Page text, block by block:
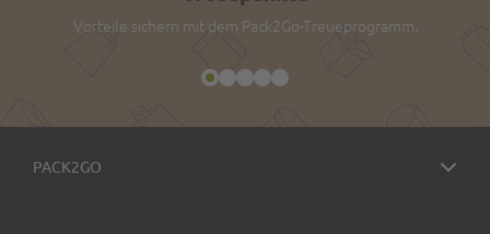
Vorteile sichern mit dem Pack2Go-Treueprogramm.
PACK2GO